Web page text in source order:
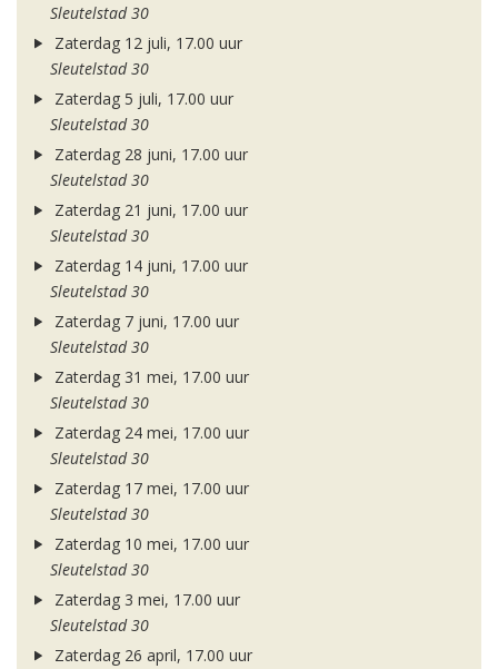
Sleutelstad 30
Zaterdag 12 juli, 17.00 uur
Sleutelstad 30
Zaterdag 5 juli, 17.00 uur
Sleutelstad 30
Zaterdag 28 juni, 17.00 uur
Sleutelstad 30
Zaterdag 21 juni, 17.00 uur
Sleutelstad 30
Zaterdag 14 juni, 17.00 uur
Sleutelstad 30
Zaterdag 7 juni, 17.00 uur
Sleutelstad 30
Zaterdag 31 mei, 17.00 uur
Sleutelstad 30
Zaterdag 24 mei, 17.00 uur
Sleutelstad 30
Zaterdag 17 mei, 17.00 uur
Sleutelstad 30
Zaterdag 10 mei, 17.00 uur
Sleutelstad 30
Zaterdag 3 mei, 17.00 uur
Sleutelstad 30
Zaterdag 26 april, 17.00 uur